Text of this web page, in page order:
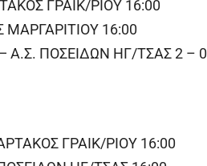
ΓΡΑΙΚ/ΡΙΟΥ 16:00
16:00
Α.Σ. ΠΟΣΕΙΔΩΝ ΗΓ/ΤΣΑΣ 2 – 0
ΓΡΑΙΚ/ΡΙΟΥ 16:00